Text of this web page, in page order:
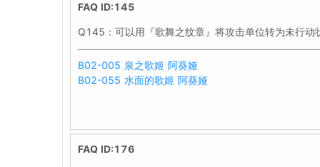
FAQ ID:145
Q145：可以用『歌舞之纹章』将攻击单位转为未行
B02-005 泉之歌姬 阿葵娅
B02-055 水面的歌姬 阿葵娅
FAQ ID:176